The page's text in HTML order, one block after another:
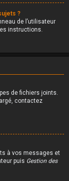
?
de l’utilisateur
instructions.
de fichiers joints.
contactez
à vos messages et
puis Gestion des